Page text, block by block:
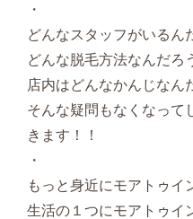
・
どんなスタッフがいるん
どんな脱毛方法なんだろ
店内はどんなかんじなん
そんな疑問もなくなって
きます！！
・
もっと身近にモアトゥイ
生活の１つにモアトゥイ